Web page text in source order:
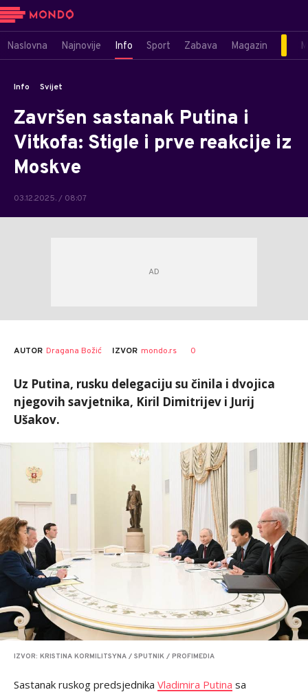
Naslovna Najnovije Info Sport Zabava Magazin
Info Svijet
Završen sastanak Putina i
Vitkofa: Stigle i prve reakcije iz
Moskve
03.12.2025. / 08:07
AUTOR Dragana Božić IZVOR mondo.rs 0
Uz Putina, rusku delegaciju su činila i dvojica
njegovih savjetnika, Kiril Dimitrijev i Jurij
Ušakov.
IZVOR: KRISTINA KORMILITSYNA / SPUTNIK / PROFIMEDIA
Sastanak ruskog predsjednika Vladimira Putina sa